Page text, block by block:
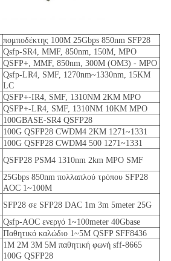
πομποδέκτης 100M 25Gbps 850nm SFP28
Qsfp-SR4, MMF, 850nm, 150M, MPO
QSFP+, MMF, 850nm, 300M (OM3) - MPO
Qsfp-LR4, SMF, 1270nm~1330nm, 15KM
LC
QSFP+-IR4, SMF, 1310NM 2KM MPO
QSFP+-LR4, SMF, 1310NM 10KM MPO
100GBASE-SR4 QSFP28
100G QSFP28 CWDM4 2KM 1271~1331
100G QSFP28 CWDM4 500 1271~1331
QSFP28 PSM4 1310nm 2km MPO SMF
25Gbps 850nm πολλαπλού τρόπου SFP28
AOC 1~100M
SFP28 σε SFP28 DAC 1m 3m 5meter 25G
Qsfp-AOC ενεργό 1~100meter 40Gbase
Παθητικό καλώδιο 1~5M QSFP SFF8436
1M 2M 3M 5M παθητική φωνή sff-8665
100G QSFP28